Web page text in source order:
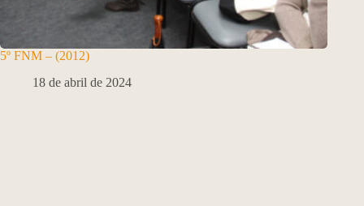
5º FNM – (2012)
18 de abril de 2024